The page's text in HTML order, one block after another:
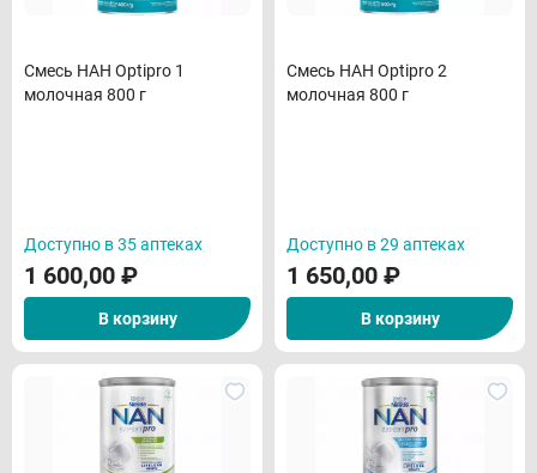
Смесь НАН Optipro 1
молочная 800 г
Доступно в 35 аптеках
1 600,00 ₽
В корзину
Смесь НАН Optipro 2
молочная 800 г
Доступно в 29 аптеках
1 650,00 ₽
В корзину